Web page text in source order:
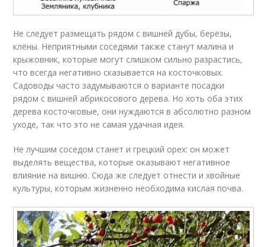
Не следует размещать рядом с вишней дубы, берёзы,
клёны. Неприятными соседями также станут малина и
крыжовник, которые могут слишком сильно разрастись,
что всегда негативно сказывается на косточковых.
Садоводы часто задумываются о варианте посадки
рядом с вишней абрикосового дерева. Но хоть оба этих
дерева косточковые, они нуждаются в абсолютно разном
уходе, так что это не самая удачная идея.
Не лучшим соседом станет и грецкий орех: он может
выделять вещества, которые оказывают негативное
влияние на вишню. Сюда же следует отнести и хвойные
культуры, которым жизненно необходима кислая почва.